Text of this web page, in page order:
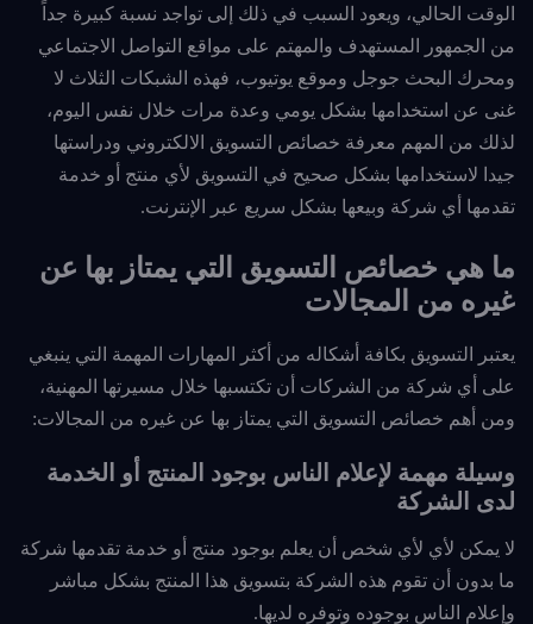
الوقت الحالي، ويعود السبب في ذلك إلى تواجد نسبة كبيرة جداً
من الجمهور المستهدف والمهتم على مواقع التواصل الاجتماعي
ومحرك البحث جوجل وموقع يوتيوب، فهذه الشبكات الثلاث لا
غنى عن استخدامها بشكل يومي وعدة مرات خلال نفس اليوم،
لذلك من المهم معرفة خصائص التسويق الالكتروني ودراستها
جيدا لاستخدامها بشكل صحيح في التسويق لأي منتج أو خدمة
تقدمها أي شركة وبيعها بشكل سريع عبر الإنترنت.
ما هي خصائص التسويق التي يمتاز بها عن
غيره من المجالات
يعتبر التسويق بكافة أشكاله من أكثر المهارات المهمة التي ينبغي
على أي شركة من الشركات أن تكتسبها خلال مسيرتها المهنية،
ومن أهم خصائص التسويق التي يمتاز بها عن غيره من المجالات:
وسيلة مهمة لإعلام الناس بوجود المنتج أو الخدمة
لدى الشركة
لا يمكن لأي لأي شخص أن يعلم بوجود منتج أو خدمة تقدمها شركة
ما بدون أن تقوم هذه الشركة بتسويق هذا المنتج بشكل مباشر
وإعلام الناس بوجوده وتوفره لديها.